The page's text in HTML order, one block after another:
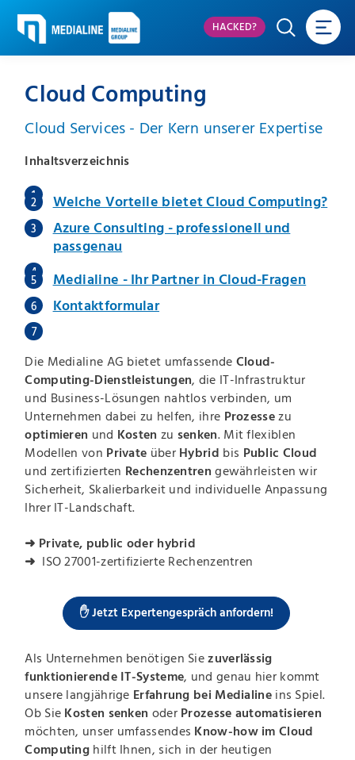
HACKED?
Cloud Computing
Cloud Services - Der Kern unserer Expertise
Inhaltsverzeichnis
Welche Vorteile bietet Cloud Computing?
Azure Consulting - professionell und
passgenau
Medialine - Ihr Partner in Cloud-Fragen
Kontaktformular
Die Medialine AG bietet umfassende Cloud-
Computing-Dienstleistungen, die IT-Infrastruktur
und Business-Lösungen nahtlos verbinden, um
Unternehmen dabei zu helfen, ihre Prozessezu
optimieren und Kosten zu senken. Mit flexiblen
Modellen von Private über Hybrid bis Public Cloud
und zertifizierten Rechenzentren gewährleisten wir
Sicherheit, Skalierbarkeit und individuelle Anpassung
Ihrer IT-Landschaft.
➜ Private, public oder hybrid
➜
ISO 27001-zertifizierte Rechenzentren
✋ Jetzt Expertengespräch anfordern!
Als Unternehmen benötigen Siezuverlässig
funktionierende IT-Systeme, und genau hier kommt
unsere langjährige Erfahrung bei Medialineins Spiel.
Ob Sie Kosten senken oder Prozesse automatisieren
möchten, unser umfassendes Know-how im Cloud
Computing hilft Ihnen, sich in der heutigen